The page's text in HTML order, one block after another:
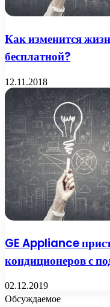
Как изменится
бесплатной?
12.11.2018
GE Appliance
кондиционеров с
02.12.2019
Обсуждаемое